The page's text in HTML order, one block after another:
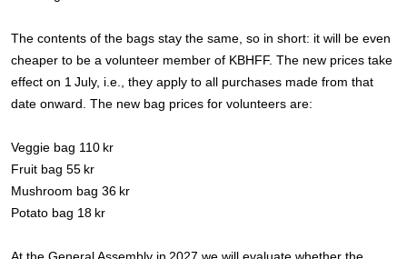
The contents of the bags stay the same, so in short: it will be even
cheaper to be a volunteer member of KBHFF. The new prices take
effect on 1 July, i.e., they apply to all purchases made from that
date onward. The new bag prices for volunteers are:
Veggie bag 110 kr
Fruit bag 55 kr
Mushroom bag 36 kr
Potato bag 18 kr